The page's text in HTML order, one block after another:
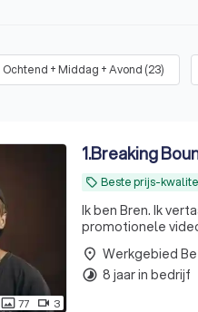
Ochtend + Middag + Avond (23)
photo_size_select_actual77 videocam 3
1.Breaking
local_offer Beste prijs-
Ik ben Bren. Ik
promotionele
place Werkgebied
timelapse 8 jaar in bedrijf